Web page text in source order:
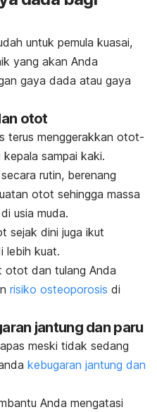
untuk pemula kuasai,
yang akan Anda
gaya dada atau gaya
otot
terus menggerakkan otot-
sampai kaki.
rutin, berenang
otot sehingga massa
usia muda.
sejak dini juga ikut
lebih kuat.
otot dan tulang Anda
risiko osteoporosis di
jantung dan paru
meski tidak sedang
kebugaran jantung dan
Anda mengatasi